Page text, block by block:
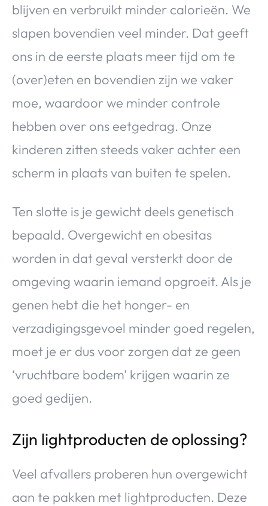
blijven en verbruikt minder calorieën. We
slapen bovendien veel minder. Dat geeft
ons in de eerste plaats meer tijd om te
(over)eten en bovendien zijn we vaker
moe, waardoor we minder controle
hebben over ons eetgedrag. Onze
kinderen zitten steeds vaker achter een
scherm in plaats van buiten te spelen.
Ten slotte is je gewicht deels genetisch
bepaald. Overgewicht en obesitas
worden in dat geval versterkt door de
omgeving waarin iemand opgroeit. Als je
genen hebt die het honger- en
verzadigingsgevoel minder goed regelen,
moet je er dus voor zorgen dat ze geen
‘vruchtbare bodem’ krijgen waarin ze
goed gedijen.
Zijn lightproducten de oplossing?
Veel afvallers proberen hun overgewicht
aan te pakken met lightproducten. Deze